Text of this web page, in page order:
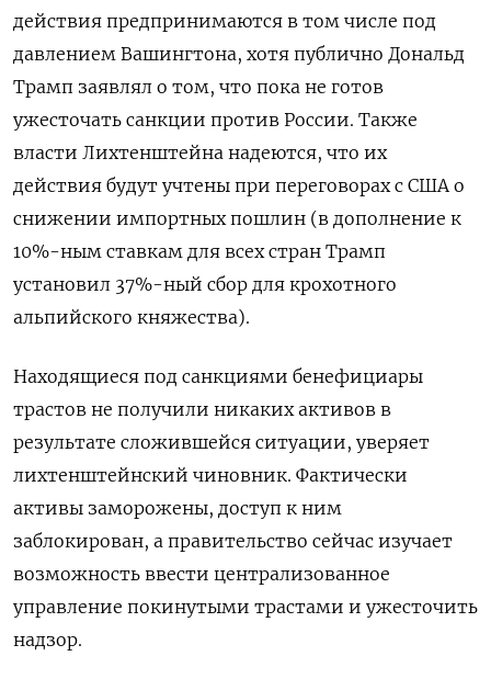
действия предпринимаются в том числе под
давлением Вашингтона, хотя публично Дональд
Трамп заявлял о том, что пока не готов
ужесточать санкции против России. Также
власти Лихтенштейна надеются, что их
действия будут учтены при переговорах с США о
снижении импортных пошлин (в дополнение к
10%-ным ставкам для всех стран Трамп
установил 37%-ный сбор для крохотного
альпийского княжества).
Находящиеся под санкциями бенефициары
трастов не получили никаких активов в
результате сложившейся ситуации, уверяет
лихтенштейнский чиновник. Фактически
активы заморожены, доступ к ним
заблокирован, а правительство сейчас изучает
возможность ввести централизованное
управление покинутыми трастами и ужесточить
надзор.